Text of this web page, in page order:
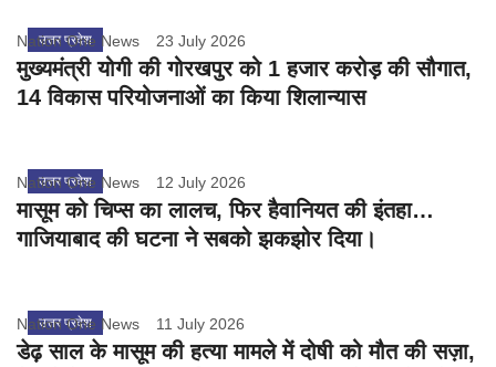
उत्तर प्रदेश
Nation One News 23 July 2026
मुख्यमंत्री योगी की गोरखपुर को 1 हजार करोड़ की सौगात,
14 विकास परियोजनाओं का किया शिलान्यास
उत्तर प्रदेश
Nation One News 12 July 2026
मासूम को चिप्स का लालच, फिर हैवानियत की इंतहा…
गाजियाबाद की घटना ने सबको झकझोर दिया।
उत्तर प्रदेश
Nation One News 11 July 2026
डेढ़ साल के मासूम की हत्या मामले में दोषी को मौत की सज़ा,